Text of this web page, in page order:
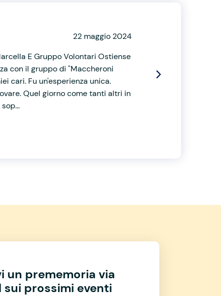
22 maggio 2024
E Gruppo Volontari Ostiense
con il gruppo di "Maccheroni
cari. Fu un'esperienza unica.
Quel giorno come tanti altri in
un prememoria via
sui prossimi eventi